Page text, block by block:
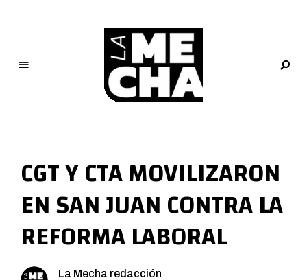
M
e
c
h
a
PERIODISMO DIGITAL
CGT Y CTA MOVILIZARON
EN SAN JUAN CONTRA LA
REFORMA LABORAL
La Mecha redacción